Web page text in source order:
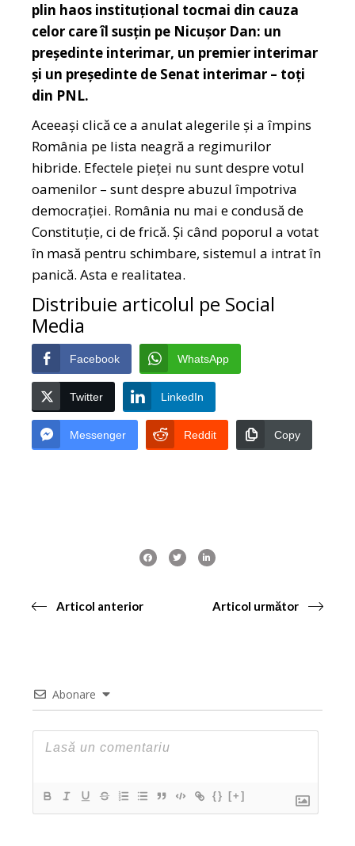
plin haos instituțional tocmai din cauza
celor care îl susțin pe Nicușor Dan: un
președinte interimar, un premier interimar
și un președinte de Senat interimar – toți
din PNL.
Aceeași clică ce a anulat alegerile și a împins
România pe lista neagră a regimurilor
hibride. Efectele pieței nu sunt despre votul
oamenilor – sunt despre abuzul împotriva
democrației. România nu mai e condusă de
Constituție, ci de frică. Și când poporul a votat
în masă pentru schimbare, sistemul a intrat în
panică. Asta e realitatea.
Distribuie articolul pe Social
Media
Facebook WhatsApp
Twitter LinkedIn
Messenger Reddit Copy
Articol anterior Articol următor
Abonare
{} [+]